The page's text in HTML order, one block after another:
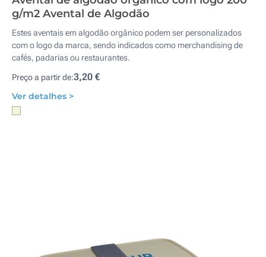
g/m2 Avental de Algodão
Estes aventais em algodão orgânico podem ser personalizados
com o logo da marca, sendo indicados como merchandising de
cafés, padarias ou restaurantes.
Preço a partir de:3,20 €
Ver detalhes >